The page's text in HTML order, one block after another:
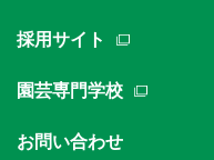
採用サイト
園芸専門学校
お問い合わせ